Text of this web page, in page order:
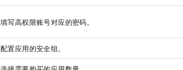
填写高权限账号对应的密码。
配置应用的安全组。